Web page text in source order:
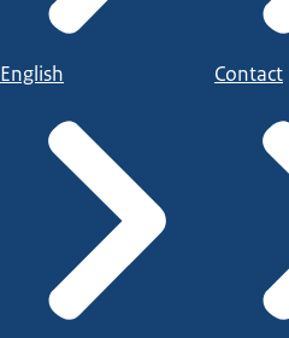
English Contact